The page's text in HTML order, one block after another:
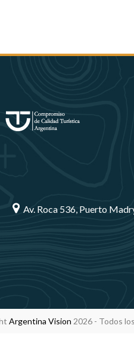
Av. Roca 536, Puerto
Argentina Vision 2026 - Todos